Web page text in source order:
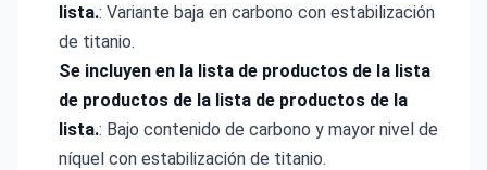
lista.: Variante baja en carbono con estabilización
de titanio.
Se incluyen en la lista de productos de la lista
de productos de la lista de productos de la
lista.: Bajo contenido de carbono y mayor nivel de
níquel con estabilización de titanio.